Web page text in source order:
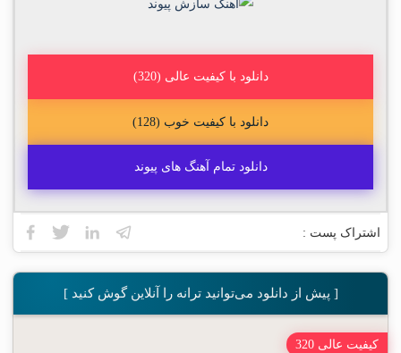
دانلود با کیفیت عالی (320)
دانلود با کیفیت خوب (128)
دانلود تمام آهنگ های پیوند
اشتراک پست :
[ پیش از دانلود می‌توانید ترانه را آنلاین گوش کنید ]
کیفیت عالی 320